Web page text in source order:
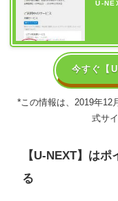
U-
今すぐ【
*この情報は、2019年12
式サ
【U-NEXT】はポ
る